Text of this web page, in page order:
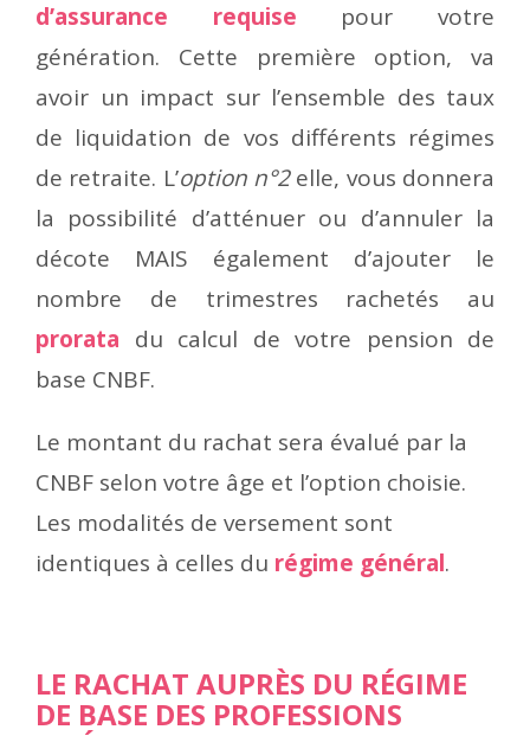
d’assurance requise pour votre
génération. Cette première option, va
avoir un impact sur l’ensemble des taux
de liquidation de vos différents régimes
de retraite. L’option n°2elle, vous donnera
la possibilité d’atténuer ou d’annuler la
décote MAIS également d’ajouter le
nombre de trimestres rachetés au
prorata du calcul de votre pension de
base CNBF.
Le montant du rachat sera évalué par la
CNBF selon votre âge et l’option choisie.
Les modalités de versement sont
identiques à celles du régime général.
LE RACHAT AUPRÈS DU RÉGIME
DE BASE DES PROFESSIONS